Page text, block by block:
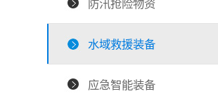
防汛抢险物资
水域救援装备
应急智能装备